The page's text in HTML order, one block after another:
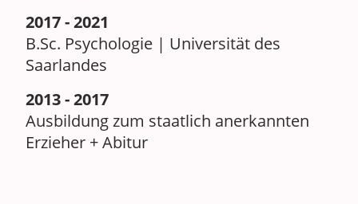
2017 - 2021
B.Sc. Psychologie | Universität des
Saarlandes
2013 - 2017
Ausbildung zum staatlich anerkannten
Erzieher + Abitur